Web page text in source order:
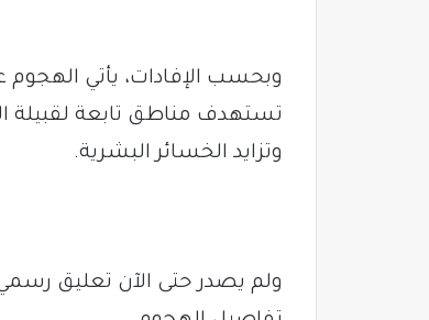
وبحسب الإفادات، يأتي
تستهدف مناطق تابعة لقبيلة
وتزايد الخسائر البشرية.
ولم يصدر حتى الآن تعليق رسمي